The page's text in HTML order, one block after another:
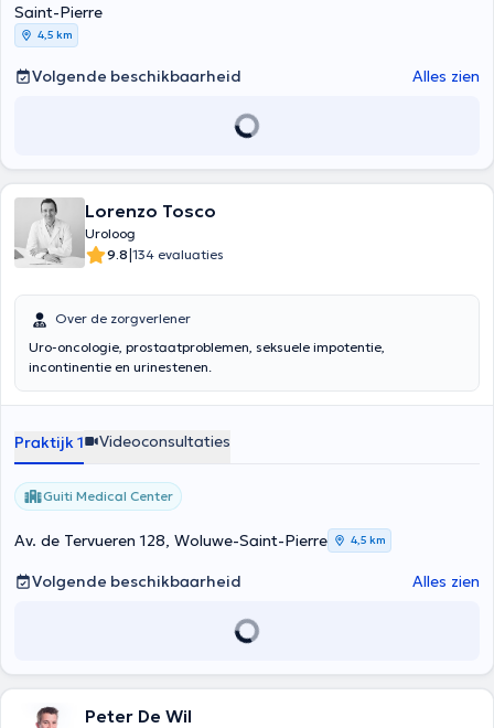
Saint-Pierre
4,5 km
Volgende beschikbaarheid Alles zien
Lorenzo Tosco
Uroloog
9.8|134 evaluaties
Over de zorgverlener
Uro-oncologie, prostaatproblemen, seksuele impotentie,
incontinentie en urinestenen.
Praktijk 1 Videoconsultaties
Guiti Medical Center
Av. de Tervueren 128, Woluwe-Saint-Pierre 4,5 km
Volgende beschikbaarheid Alles zien
Peter De Wil